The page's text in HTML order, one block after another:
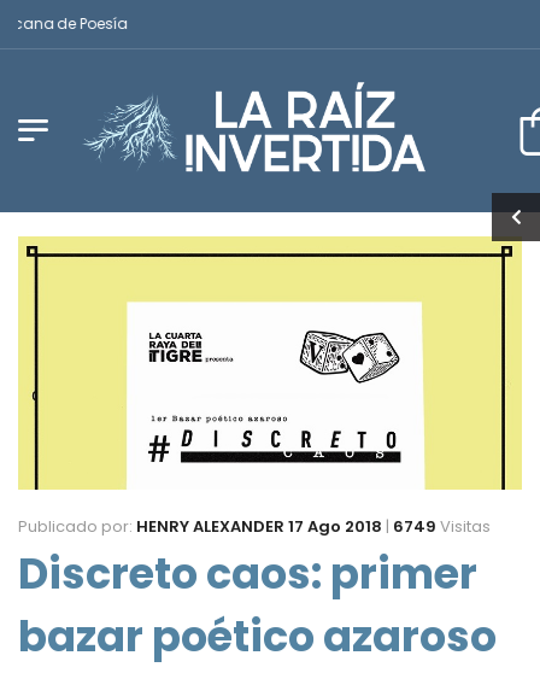
de Poesía
Publicado por: HENRY ALEXANDER 17 Ago 2018 | 6749 Visitas
Discreto caos: primer
bazar poético azaroso